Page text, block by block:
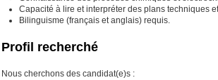
Capacité à lire et interpréter des plans techniques
Bilinguisme (français et anglais) requis.
Profil recherché
Nous cherchons des candidat(e)s :